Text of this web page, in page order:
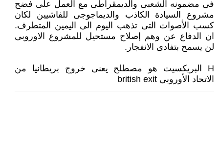
فى مضمونه الشعبى والديمقراطى مع العمل على فضح
مشروع السيادة الكاذب والديماجوجى للفاشيين لكان
كسب الأصوات التى تذهب اليوم الى اليمين المتطرف.
ان الدفاع عن وهم إصلاح مستحيل للمشروع الاوروبى
لن يسمح بتفادى الانفجار.
H البريكسيت هو مصطلح يعنى خروج بريطانيا من
الاتحاد الأوروبى british exit